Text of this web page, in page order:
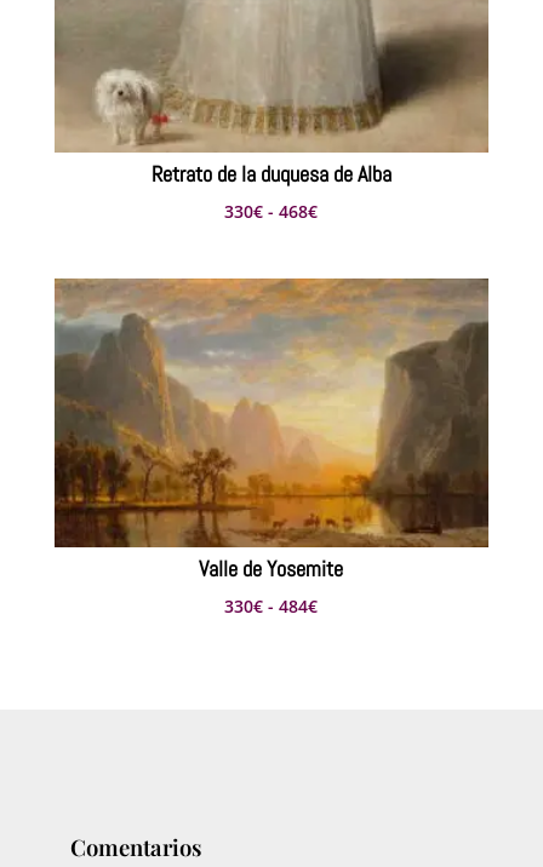
Retrato de la duquesa de Alba
330€ - 468€Rango
precios:
desde
330€
hasta
468€
Valle de Yosemite
330€ - 484€Rango
Comentarios